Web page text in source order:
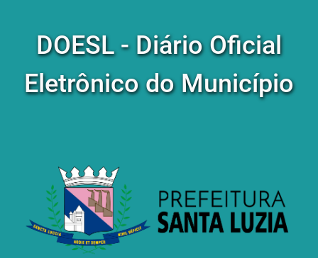
DOESL - Diário Oficial
Eletrônico do Município